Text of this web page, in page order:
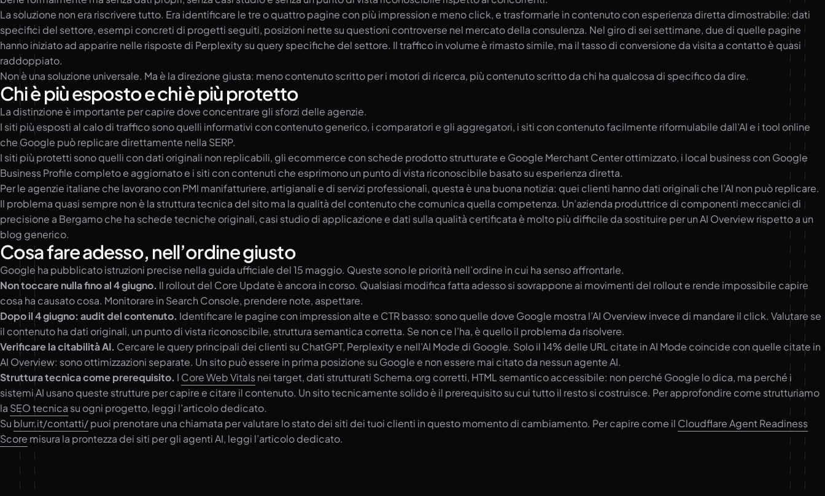
La soluzione non era riscrivere tutto. Era identificare le tre o quattro pagine con più impression e meno click, e trasformarle in contenuto con esperienza diretta dimostrabile: dati
specifici del settore, esempi concreti di progetti seguiti, posizioni nette su questioni controverse nel mercato della consulenza. Nel giro di sei settimane, due di quelle pagine
hanno iniziato ad apparire nelle risposte di Perplexity su query specifiche del settore. Il traffico in volume è rimasto simile, ma il tasso di conversione da visita a contatto è quasi
raddoppiato.
Non è una soluzione universale. Ma è la direzione giusta: meno contenuto scritto per i motori di ricerca, più contenuto scritto da chi ha qualcosa di specifico da dire.
Chi è più esposto e chi è più protetto
La distinzione è importante per capire dove concentrare gli sforzi delle agenzie.
I siti più esposti al calo di traffico sono quelli informativi con contenuto generico, i comparatori e gli aggregatori, i siti con contenuto facilmente riformulabile dall’AI e i tool online
che Google può replicare direttamente nella SERP.
I siti più protetti sono quelli con dati originali non replicabili, gli ecommerce con schede prodotto strutturate e Google Merchant Center ottimizzato, i local business con Google
Business Profile completo e aggiornato e i siti con contenuti che esprimono un punto di vista riconoscibile basato su esperienza diretta.
Per le agenzie italiane che lavorano con PMI manifatturiere, artigianali e di servizi professionali, questa è una buona notizia: quei clienti hanno dati originali che l’AI non può replicare.
Il problema quasi sempre non è la struttura tecnica del sito ma la qualità del contenuto che comunica quella competenza. Un’azienda produttrice di componenti meccanici di
precisione a Bergamo che ha schede tecniche originali, casi studio di applicazione e dati sulla qualità certificata è molto più difficile da sostituire per un AI Overview rispetto a un
blog generico.
Cosa fare adesso, nell’ordine giusto
Google ha pubblicato istruzioni precise nella guida ufficiale del 15 maggio. Queste sono le priorità nell’ordine in cui ha senso affrontarle.
Non toccare nulla fino al 4 giugno. Il rollout del Core Update è ancora in corso. Qualsiasi modifica fatta adesso si sovrappone ai movimenti del rollout e rende impossibile capire
cosa ha causato cosa. Monitorare in Search Console, prendere note, aspettare.
Dopo il 4 giugno: audit del contenuto. Identificare le pagine con impression alte e CTR basso: sono quelle dove Google mostra l’AI Overview invece di mandare il click. Valutare se
il contenuto ha dati originali, un punto di vista riconoscibile, struttura semantica corretta. Se non ce l’ha, è quello il problema da risolvere.
Verificare la citabilità AI. Cercare le query principali dei clienti su ChatGPT, Perplexity e nell’AI Mode di Google. Solo il 14% delle URL citate in AI Mode coincide con quelle citate in
AI Overview: sono ottimizzazioni separate. Un sito può essere in prima posizione su Google e non essere mai citato da nessun agente AI.
Struttura tecnica come prerequisito. I Core Web Vitalsnei target, dati strutturati Schema.org corretti, HTML semantico accessibile: non perché Google lo dica, ma perché i
sistemi AI usano queste strutture per capire e citare il contenuto. Un sito tecnicamente solido è il prerequisito su cui tutto il resto si costruisce. Per approfondire come strutturiamo
la SEO tecnica su ogni progetto, leggi l’articolo dedicato.
Su blurr.it/contatti/puoi prenotare una chiamata per valutare lo stato dei siti dei tuoi clienti in questo momento di cambiamento. Per capire come il Cloudflare Agent Readiness
Score misura la prontezza dei siti per gli agenti AI, leggi l’articolo dedicato.